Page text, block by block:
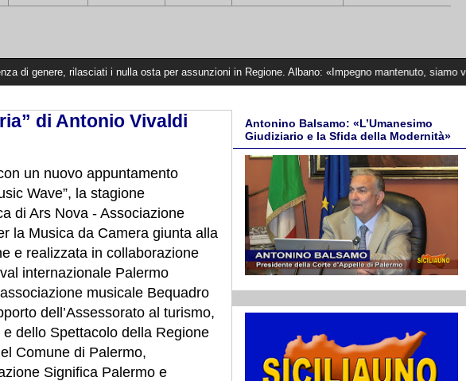
rilasciati i nulla osta per assunzioni in Regione. Albano: «Impegno mantenuto, siamo vicini alle
di Antonio Vivaldi
un nuovo appuntamento
Wave”, la stagione
di Ars Nova - Associazione
la Musica da Camera giunta alla
e realizzata in collaborazione
internazionale Palermo
musicale Bequadro
dell’Assessorato al turismo,
dello Spettacolo della Regione
Comune di Palermo,
Significa Palermo e
Antonino Balsamo: «L’Umanesimo
Giudiziario e la Sfida della Modernità»